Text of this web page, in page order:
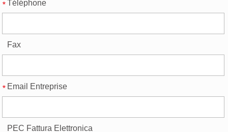
Téléphone
Fax
Email Entreprise
PEC Fattura Elettronica